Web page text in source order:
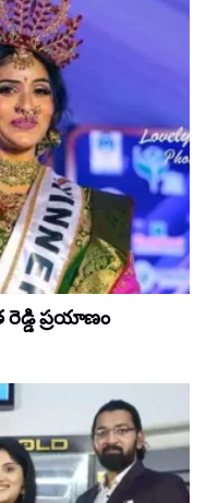
రెడ్డి ప్రయాణం